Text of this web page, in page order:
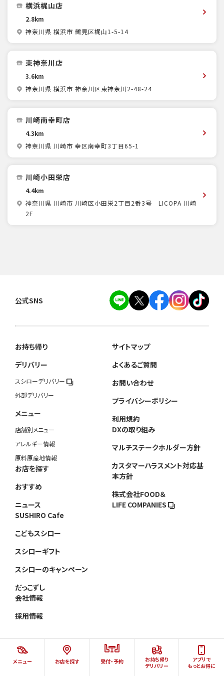
メニュー お店を探す 受付・予約
お持ち帰り
デリバリー
アプリで
もっとお得に
横浜梶山店
2.8km
神奈川県 横浜市 鶴見区梶山1-5-14
東神奈川店
3.6km
神奈川県 横浜市 神奈川区東神奈川2-48-24
川崎南幸町店
4.3km
神奈川県 川崎市 幸区南幸町3丁目65-1
川崎小田栄店
4.4km
神奈川県 川崎市 川崎区小田栄2丁目2番3号 LICOPA 川崎
2F
公式SNS
お持ち帰り
デリバリー
スシローデリバリー
外部デリバリー
メニュー
店舗別メニュー
アレルギー情報
原料原産地情報
お店を探す
おすすめ
ニュース
SUSHIRO Cafe
こどもスシロー
スシローギフト
スシローのキャンペーン
だっこずし
会社情報
採用情報
サイトマップ
よくあるご質問
お問い合わせ
プライバシーポリシー
利用規約
DXの取り組み
マルチステークホルダー方針
カスタマーハラスメント対応基
本方針
株式会社FOOD＆
LIFE COMPANIES
©AKINDO SUSHIRO CO.,LTD.ALL RIGHTS RESERVED.